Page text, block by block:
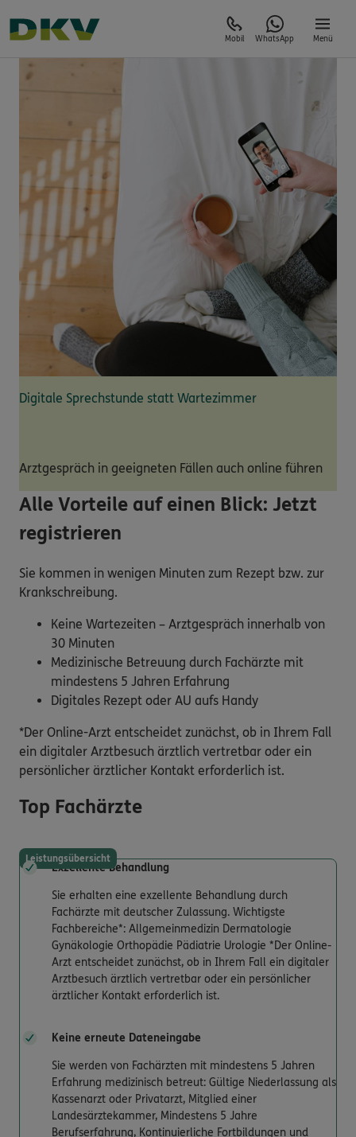
Mobil WhatsApp Menü
Digitale Sprechstunde statt Wartezimmer
Arztgespräch in geeigneten Fällen auch online führen
Alle Vorteile auf einen Blick: Jetzt
registrieren
Sie kommen in wenigen Minuten zum Rezept bzw. zur
Krankschreibung.
Keine Wartezeiten – Arztgespräch innerhalb von
30 Minuten
Medizinische Betreuung durch Fachärzte mit
mindestens 5 Jahren Erfahrung
Digitales Rezept oder AU aufs Handy
*Der Online-Arzt entscheidet zunächst, ob in Ihrem Fall
ein digitaler Arztbesuch ärztlich vertretbar oder ein
persönlicher ärztlicher Kontakt erforderlich ist.
Top Fachärzte
Leistungsübersicht
Exzellente Behandlung
Sie erhalten eine exzellente Behandlung durch
Fachärzte mit deutscher Zulassung. Wichtigste
Fachbereiche*: Allgemeinmedizin Dermatologie
Gynäkologie Orthopädie Pädiatrie Urologie *Der Online-
Arzt entscheidet zunächst, ob in Ihrem Fall ein digitaler
Arztbesuch ärztlich vertretbar oder ein persönlicher
ärztlicher Kontakt erforderlich ist.
Keine erneute Dateneingabe
Sie werden von Fachärzten mit mindestens 5 Jahren
Erfahrung medizinisch betreut: Gültige Niederlassung als
Kassenarzt oder Privatarzt, Mitglied einer
Landesärztekammer, Mindestens 5 Jahre
Berufserfahrung, Kontinuierliche Fortbildungen und